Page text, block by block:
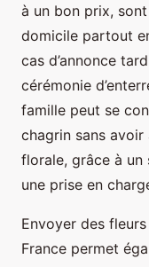
à un bon prix,
domicile partout
cas d’annonce
cérémonie
famille peut se
chagrin sans avoir
florale, grâce à un
une prise en
Envoyer des
France permet